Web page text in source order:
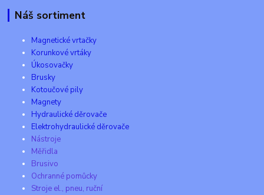
Náš sortiment
Magnetické vrtačky
Korunkové vrtáky
Úkosovačky
Brusky
Kotoučové pily
Magnety
Hydraulické děrovače
Elektrohydraulické děrovače
Nástroje
Měřidla
Brusivo
Ochranné pomůcky
Stroje el., pneu, ruční